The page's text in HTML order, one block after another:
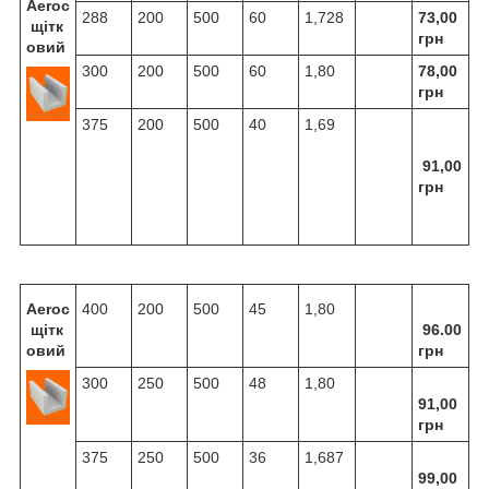
Aeroc
щітк
овий
288
200 500 60 1,728
73,00
грн
300
200 500 60 1,80
78,00
грн
375
200 500 40 1,69
91,00
грн
Aeroc
щітк
овий
400 200 500 45
1,80
96.00
грн
300
250 500 48
1,80
91,00
грн
375
250 500 36
1,687
99,00